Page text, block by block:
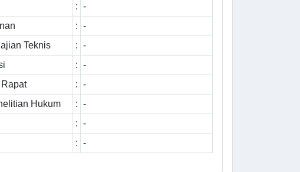
: -
: -
Teknis
: -
: -
: -
Hukum
: -
: -
: -